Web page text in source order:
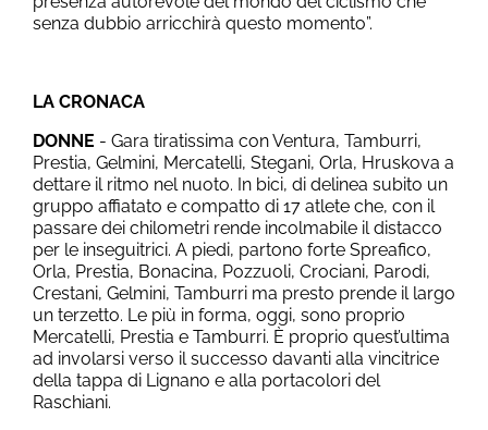
senza dubbio arricchirà questo momento”.
LA CRONACA
DONNE - Gara tiratissima con Ventura, Tamburri,
Prestia, Gelmini, Mercatelli, Stegani, Orla, Hruskova a
dettare il ritmo nel nuoto. In bici, di delinea subito un
gruppo affiatato e compatto di 17 atlete che, con il
passare dei chilometri rende incolmabile il distacco
per le inseguitrici. A piedi, partono forte Spreafico,
Orla, Prestia, Bonacina, Pozzuoli, Crociani, Parodi,
Crestani, Gelmini, Tamburri ma presto prende il largo
un terzetto. Le più in forma, oggi, sono proprio
Mercatelli, Prestia e Tamburri. È proprio quest’ultima
ad involarsi verso il successo davanti alla vincitrice
della tappa di Lignano e alla portacolori del
Raschiani.